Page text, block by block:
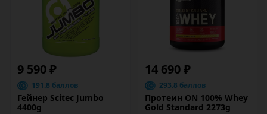
9 590 ₽
191.8 баллов
Гейнер Scitec Jumbo
4400g
14 690 ₽
293.8 баллов
Протеин ON 100% Whey
Gold Standard 2273g